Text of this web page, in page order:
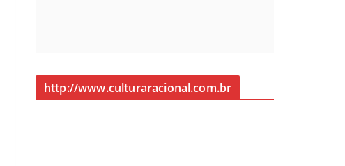
http://www.culturaracional.com.br